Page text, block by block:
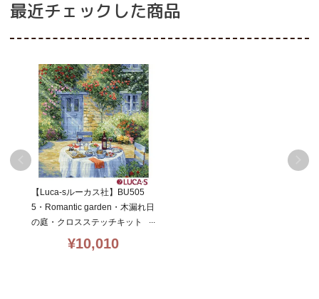
最近チェックした商品
【Luca-sルーカス社】BU505
5・Romantic garden・木漏れ日
の庭・クロスステッチキット・
ライン入り16CT・31×32・LU
CA-S社糸・全面刺し
¥10,010